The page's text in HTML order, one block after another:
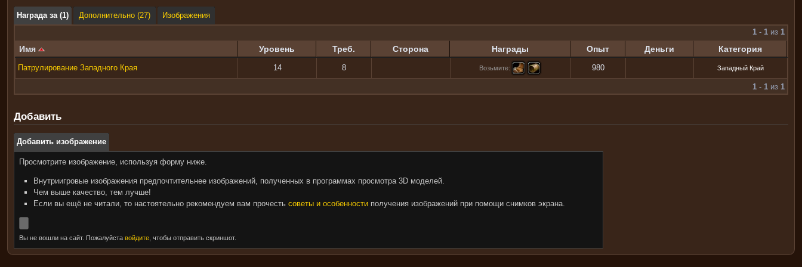
Награда за (1) Дополнительно (27)
Изображения
1 - 1 из 1
Имя Уровень Треб. Сторона Награды Опыт Деньги Категория
Патрулирование Западного Края 14 8 Возьмите: 980 Западный Край
1 - 1 из 1
Добавить
Добавить изображение
Просмотрите изображение, используя форму ниже.
Внутриигровые изображения предпочтительнее изображений, полученных в программах просмотра 3D моделей.
Чем выше качество, тем лучше!
Если вы ещё не читали, то настоятельно рекомендуем вам прочесть советы и особенности получения изображений при помощи снимков экрана.
Вы не вошли на сайт. Пожалуйста войдите , чтобы отправить скриншот.